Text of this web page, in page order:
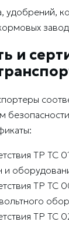
удобрений,
и
ТР ТС
и
ТР ТС
ТР ТС